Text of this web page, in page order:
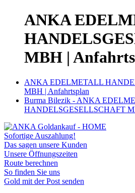
ANKA
MBH |
ANKA EDELMETALL
MBH | Anfahrtsplan
Burma Bilezik - ANKA
HANDELSGESELLSCHAFT
Sofortige Auszahlung!
Das sagen unsere Kunden
Unsere Öffnungszeiten
Route berechnen
So finden Sie uns
Gold mit der Post senden